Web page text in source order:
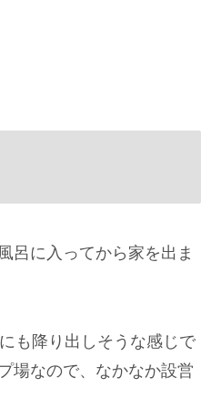
呂に入ってから家を出ま
も降り出しそうな感じで
場なので、なかなか設営